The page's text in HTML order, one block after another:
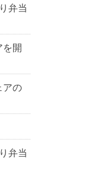
弁当
を開
アの
弁当